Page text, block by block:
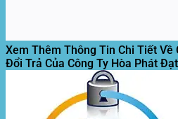
Xem Thêm Thông Tin Chi Tiết Về
Đổi Trả Của Công Ty Hòa Phát Đạt